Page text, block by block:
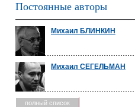
Постоянные авторы
Михаил БЛИНКИН
Михаил СЕГЕЛЬМАН
полный список